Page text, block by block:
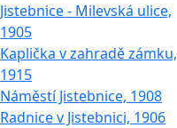
Jistebnice - Milevská ulice,
1905
Kaplička v zahradě zámku,
1915
Náměstí Jistebnice, 1908
Radnice v Jistebnici, 1906